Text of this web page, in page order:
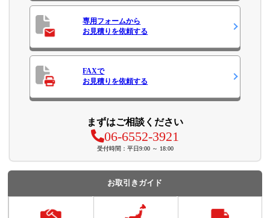
専用フォームから
お見積り を依頼する
FAXで
お見積り を依頼する
まずはご相談ください
06-6552-3921
受付時間：平日9:00 ～ 18:00
お取引きガイド